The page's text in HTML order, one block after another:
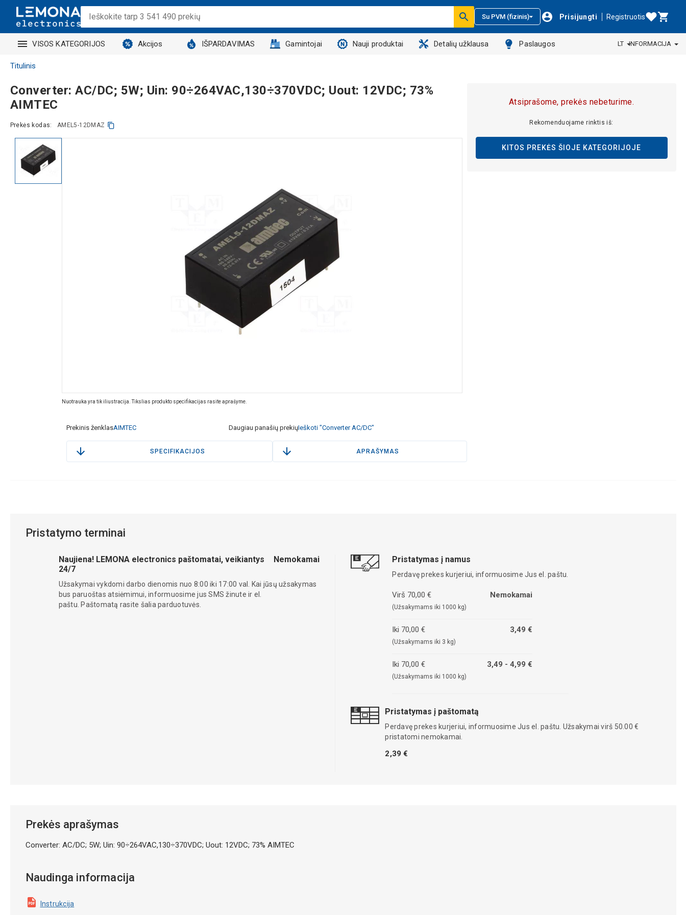
Su PVM (fizinis) Prisijungti Registruotis
VISOS KATEGORIJOS Akcijos IŠPARDAVIMAS Gamintojai Nauji produktai Detalių užklausa Paslaugos LT INFORMACIJA
Titulinis
Converter: AC/DC; 5W; Uin: 90÷264VAC,130÷370VDC; Uout: 12VDC; 73%
AIMTEC
Prekės kodas: AMEL5-12DMAZ
Nuotrauka yra tik iliustracija. Tikslias produkto specifikacijas rasite aprašyme.
Prekinis ženklasAIMTEC Daugiau panašių prekiųIeškoti "Converter AC/DC"
SPECIFIKACIJOS APRAŠYMAS
Atsiprašome, prekės nebeturime.
Rekomenduojame rinktis iš:
KITOS PREKĖS ŠIOJE KATEGORIJOJE
Pristatymo terminai
Naujiena! LEMONA electronics paštomatai, veikiantys
24/7
Nemokamai
Užsakymai vykdomi darbo dienomis nuo 8:00 iki 17:00 val. Kai jūsų užsakymas
bus paruoštas atsiėmimui, informuosime jus SMS žinute ir el.
paštu. Paštomatą rasite šalia parduotuvės.
Pristatymas į namus
Perdavę prekes kurjeriui, informuosime Jus el. paštu.
Virš 70,00 €
(Užsakymams iki 1000 kg)
Nemokamai
Iki 70,00 €
(Užsakymams iki 3 kg)
3,49 €
Iki 70,00 €
(Užsakymams iki 1000 kg)
3,49 - 4,99 €
Pristatymas į paštomatą
Perdavę prekes kurjeriui, informuosime Jus el. paštu. Užsakymai virš 50.00 €
pristatomi nemokamai.
2,39 €
Prekės aprašymas
Converter: AC/DC; 5W; Uin: 90÷264VAC,130÷370VDC; Uout: 12VDC; 73% AIMTEC
Naudinga informacija
Instrukcija